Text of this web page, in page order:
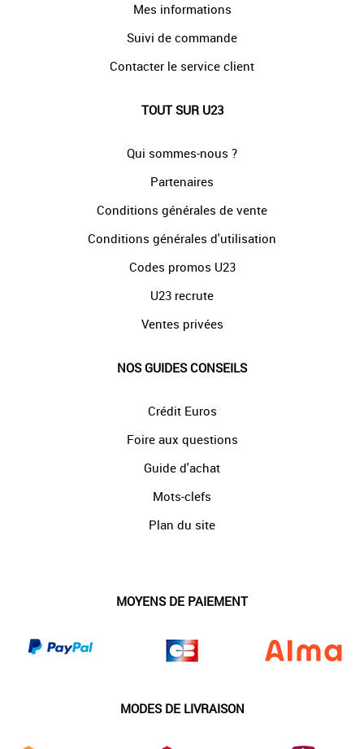
Mes informations
Suivi de commande
Contacter le service client
TOUT SUR U23
Qui sommes-nous ?
Partenaires
Conditions générales de vente
Conditions générales d'utilisation
Codes promos U23
U23 recrute
Ventes privées
NOS GUIDES CONSEILS
Crédit Euros
Foire aux questions
Guide d'achat
Mots-clefs
Plan du site
MOYENS DE PAIEMENT
MODES DE LIVRAISON